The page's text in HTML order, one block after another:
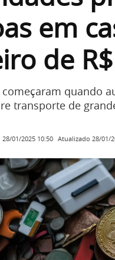
em
de
começaram quando
transporte de
28/01/2025 10:50 Atualizado 28/01/